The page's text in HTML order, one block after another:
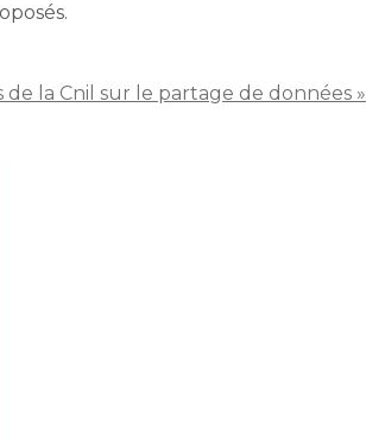
la Cnil sur le partage de données »